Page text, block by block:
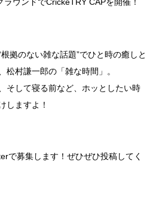
拠のない雑な話題”でひと時の癒しと
松村謙一郎の「雑な時間」。
そして寝る前など、ホッとしたい時
しますよ！
で募集します！ぜひぜひ投稿してく